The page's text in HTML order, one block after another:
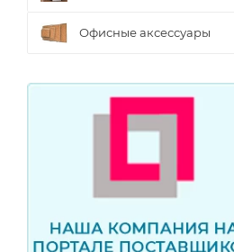
Офисные аксессуары